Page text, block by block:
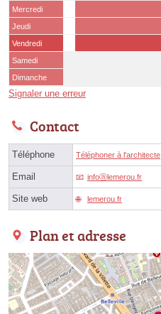
Mercredi
Jeudi
Vendredi
Samedi
Dimanche
Signaler une erreur
Contact
Téléphone Téléphoner à l'architecte
Email infoⓐlemerou.fr
Site web lemerou.fr
Plan et adresse